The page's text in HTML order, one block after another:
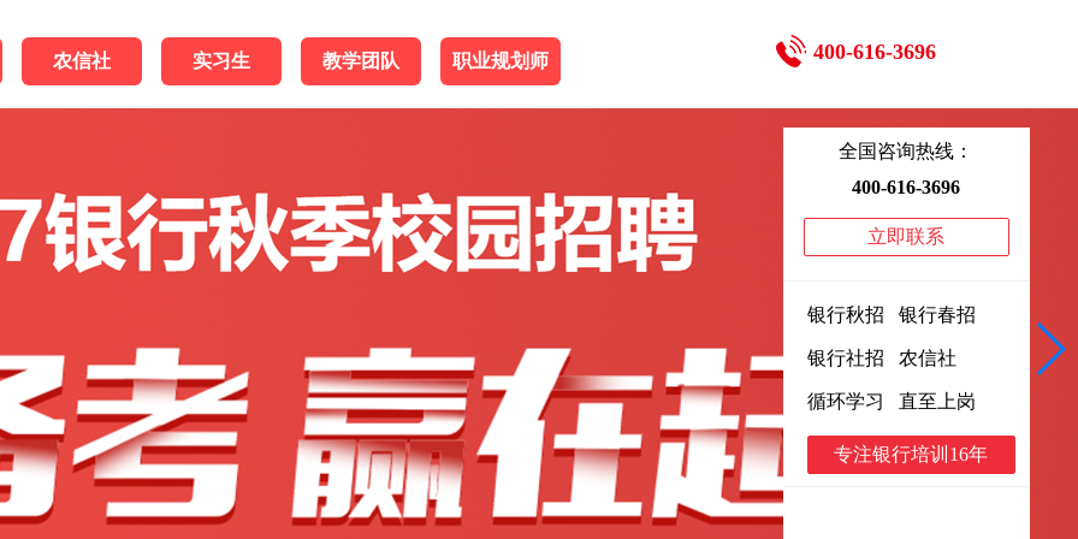
农信社 实习生 教学团队 职业规划师 400-616-3696
全国咨询热线：
400-616-3696
立即联系
银行秋招 银行春招
银行社招 农信社
循环学习 直至上岗
专注银行培训16年